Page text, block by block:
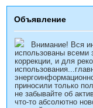
Объявление
Внимание! Вся
использованы
коррекции, и для
приносили только
не забывайте об
что-то абсолютно